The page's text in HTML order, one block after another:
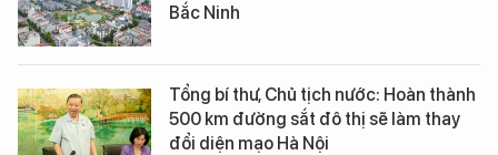
Bắc Ninh
Tổng bí thư, Chủ tịch nước: Hoàn thành
500 km đường sắt đô thị sẽ làm thay
đổi diện mạo Hà Nội